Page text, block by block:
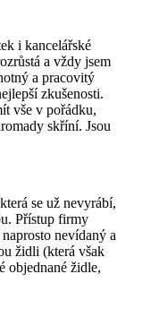
i kancelářské
a vždy jsem
a pracovitý
zkušenosti.
vše v pořádku,
skříní. Jsou
se už nevyrábí,
Přístup firmy
nevídaný a
židli (která však
objednané židle,